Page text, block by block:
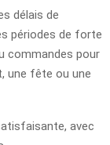
délais de
périodes de forte
commandes pour
une fête ou une
avec